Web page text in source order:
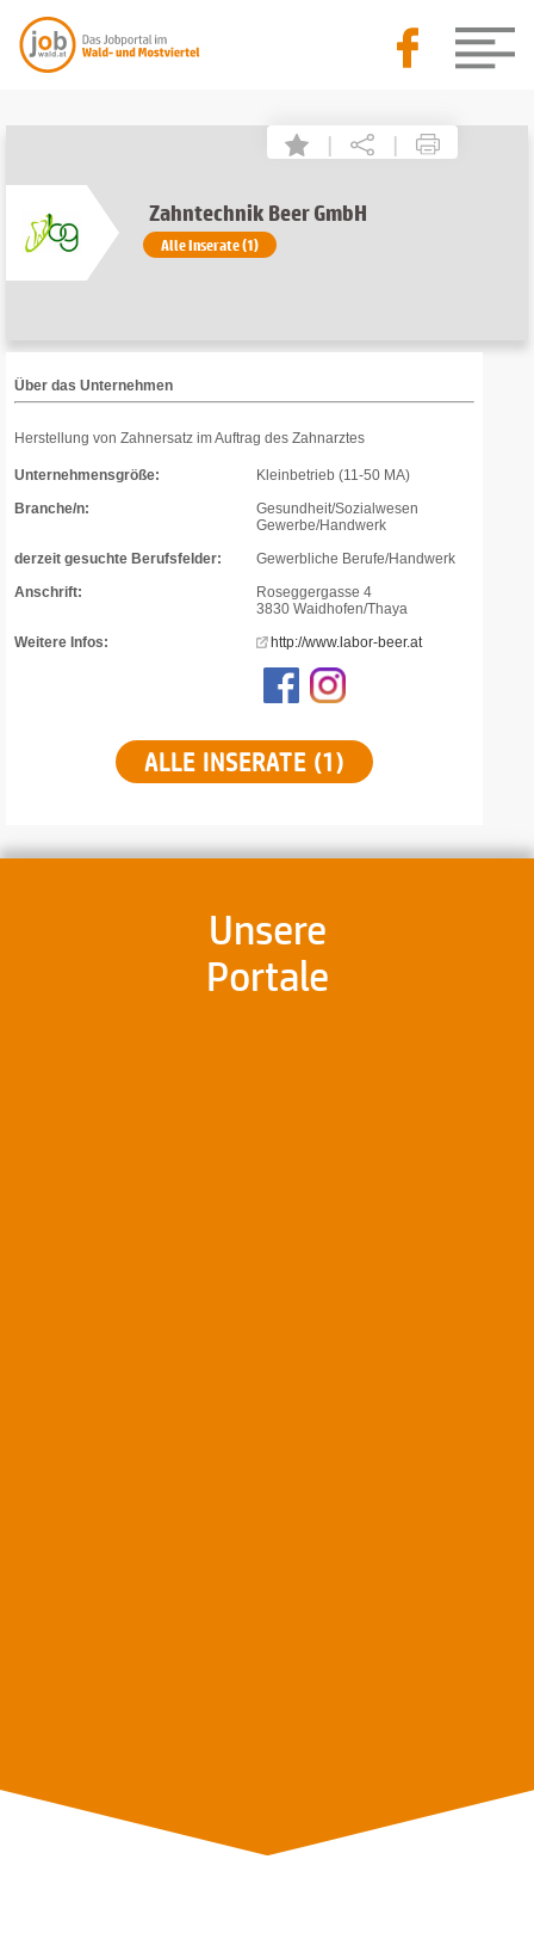
| |
Zahntechnik Beer GmbH
Alle Inserate (1)
Über das Unternehmen
Herstellung von Zahnersatz im Auftrag des Zahnarztes
Unternehmensgröße:
Kleinbetrieb (11-50 MA)
Branche/n:
Gesundheit/Sozialwesen
Gewerbe/Handwerk
derzeit gesuchte Berufsfelder:
Gewerbliche Berufe/Handwerk
Anschrift:
Roseggergasse 4
3830 Waidhofen/Thaya
Weitere Infos:
http://www.labor-beer.at
ALLE INSERATE (1)
Unsere
Portale